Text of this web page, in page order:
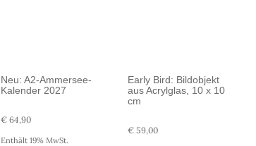
Neu: A2-Ammersee-
Kalender 2027
€ 64,90
Enthält 19% MwSt.
Early Bird: Bildobjekt
aus Acrylglas, 10 x 10
cm
€ 59,00